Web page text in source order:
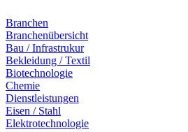
Branchen
Branchenübersicht
Bau / Infrastrukur
Bekleidung / Textil
Biotechnologie
Chemie
Dienstleistungen
Eisen / Stahl
Elektrotechnologie